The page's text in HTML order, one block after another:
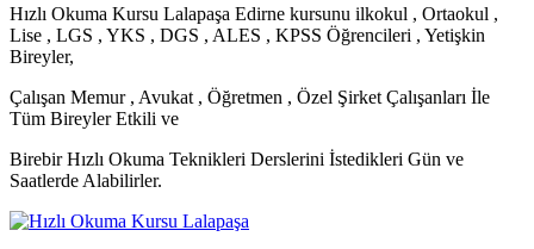
Hızlı Okuma Kursu Lalapaşa Edirne kursunu ilkokul , Ortaokul ,
Lise , LGS , YKS , DGS , ALES , KPSS Öğrencileri , Yetişkin
Bireyler,
Çalışan Memur , Avukat , Öğretmen , Özel Şirket Çalışanları İle
Tüm Bireyler Etkili ve
Birebir Hızlı Okuma Teknikleri Derslerini İstedikleri Gün ve
Saatlerde Alabilirler.